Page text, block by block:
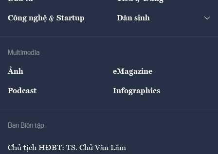
Tư vấn
Thị trường
Nông sản
Giải trí
Công nghệ & Startup Dân sinh
Multimedia
Ảnh eMagazine
Podcast Infographics
Ban Biên tập
Chủ tịch HĐBT: TS. Chử Văn Lâm